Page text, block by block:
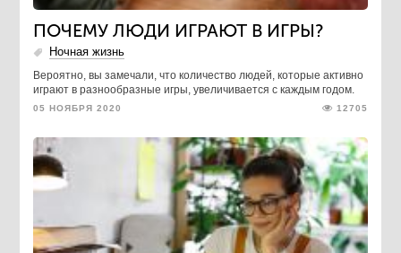
ПОЧЕМУ ЛЮДИ ИГРАЮТ В ИГРЫ?
Ночная жизнь
Вероятно, вы замечали, что количество людей, которые активно
играют в разнообразные игры, увеличивается с каждым годом.
05 НОЯБРЯ 2020 12705